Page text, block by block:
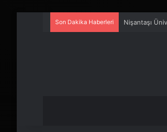
Son Dakika Haberleri Nişantaşı